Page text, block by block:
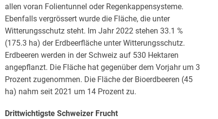
allen voran Folientunnel oder Regenkappensysteme.
Ebenfalls vergrössert wurde die Fläche, die unter
Witterungsschutz steht. Im Jahr 2022 stehen 33.1 %
(175.3 ha) der Erdbeerfläche unter Witterungsschutz.
Erdbeeren werden in der Schweiz auf 530 Hektaren
angepflanzt. Die Fläche hat gegenüber dem Vorjahr um 3
Prozent zugenommen. Die Fläche der Bioerdbeeren (45
ha) nahm seit 2021 um 14 Prozent zu.
Drittwichtigste Schweizer Frucht